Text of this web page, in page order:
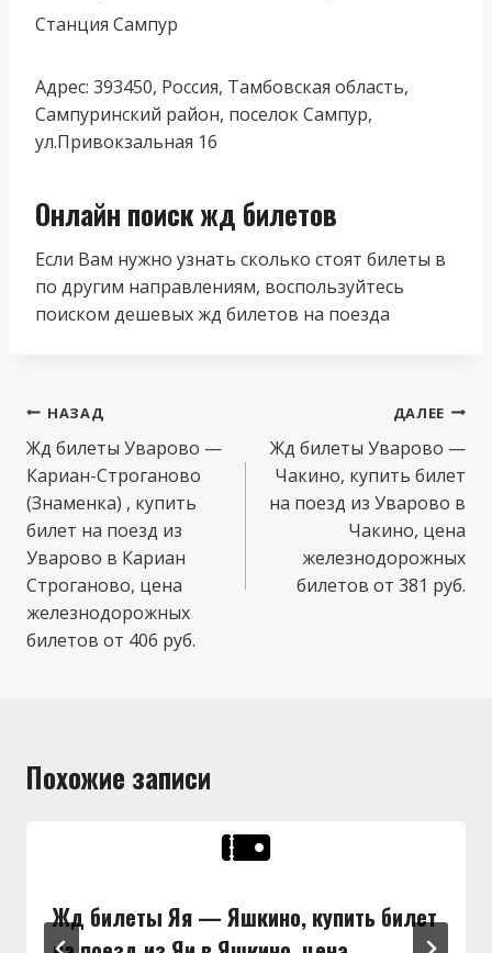
Станция Сампур
Адрес: 393450, Россия, Тамбовская область,
Сампуринский район, поселок Сампур,
ул.Привокзальная 16
Онлайн поиск жд билетов
Если Вам нужно узнать сколько стоят билеты в
по другим направлениям, воспользуйтесь
поиском дешевых жд билетов на поезда
Навигация
по
записям
НАЗАД
Жд билеты Уварово —
Кариан-Строганово
(Знаменка) , купить
билет на поезд из
Уварово в Кариан
Строганово, цена
железнодорожных
билетов от 406 руб.
ДАЛЕЕ
Жд билеты Уварово —
Чакино, купить билет
на поезд из Уварово в
Чакино, цена
железнодорожных
билетов от 381 руб.
Похожие записи
Жд билеты Яя — Яшкино, купить билет